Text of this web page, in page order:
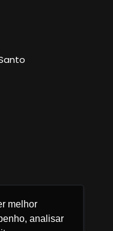
melhor
analisar